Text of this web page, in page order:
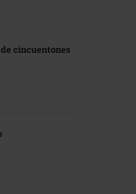
de cincuentones